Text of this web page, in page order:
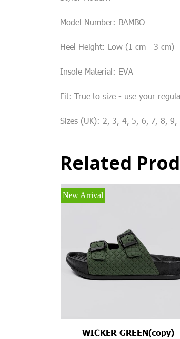
Model Number: BAMBO
Heel Height: Low (1 cm - 3 cm)
Insole Material: EVA
Fit: True to size - use your
Sizes (UK): 2, 3, 4, 5, 6, 7, 8,
Related
New Arrival
WICKER GREEN(copy)